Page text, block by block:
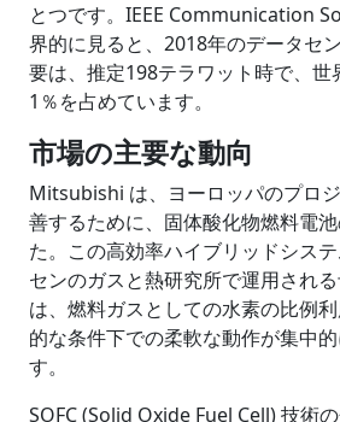
とつです。IEEE Communication
界的に見ると、2018年のデータセ
要は、推定198テラワット時で、世
1％を占めています。
市場の主要な動向
Mitsubishi は、ヨーロッパのプロ
善するために、固体酸化物燃料電
た。この高効率ハイブリッドシス
センのガスと熱研究所で運用され
は、燃料ガスとしての水素の比例
的な条件下での柔軟な動作が集中
す。
SOFC (Solid Oxide Fuel Cell) 技術